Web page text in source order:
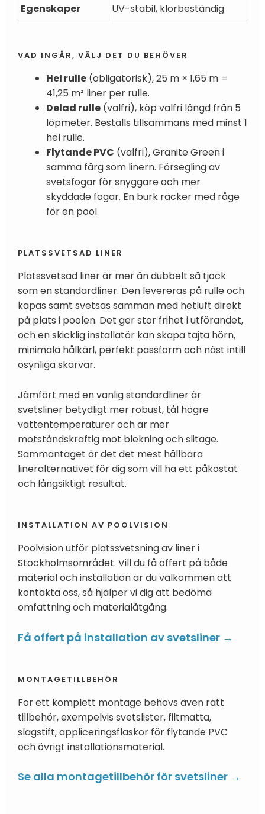
Egenskaper UV-stabil, klorbeständig
VAD INGÅR, VÄLJ DET DU BEHÖVER
Hel rulle (obligatorisk), 25 m × 1,65 m =
41,25 m² liner per rulle.
Delad rulle (valfri), köp valfri längd från 5
löpmeter. Beställs tillsammans med minst 1
hel rulle.
Flytande PVC (valfri), Granite Green i
samma färg som linern. Försegling av
svetsfogar för snyggare och mer
skyddade fogar. En burk räcker med råge
för en pool.
PLATSSVETSAD LINER
Platssvetsad liner är mer än dubbelt så tjock
som en standardliner. Den levereras på rulle och
kapas samt svetsas samman med hetluft direkt
på plats i poolen. Det ger stor frihet i utförandet,
och en skicklig installatör kan skapa tajta hörn,
minimala hålkärl, perfekt passform och näst intill
osynliga skarvar.
Jämfört med en vanlig standardliner är
svetsliner betydligt mer robust, tål högre
vattentemperaturer och är mer
motståndskraftig mot blekning och slitage.
Sammantaget är det det mest hållbara
lineralternativet för dig som vill ha ett påkostat
och långsiktigt resultat.
INSTALLATION AV POOLVISION
Poolvision utför platssvetsning av liner i
Stockholmsområdet. Vill du få offert på både
material och installation är du välkommen att
kontakta oss, så hjälper vi dig att bedöma
omfattning och materialåtgång.
Få offert på installation av svetsliner →
MONTAGETILLBEHÖR
För ett komplett montage behövs även rätt
tillbehör, exempelvis svetslister, filtmatta,
slagstift, appliceringsflaskor för flytande PVC
och övrigt installationsmaterial.
Se alla montagetillbehör för svetsliner →